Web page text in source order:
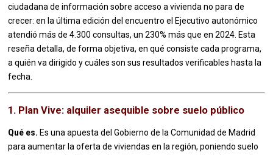
ciudadana de información sobre acceso a vivienda no para de
crecer: en la última edición del encuentro el Ejecutivo autonómico
atendió más de 4.300 consultas, un 230% más que en 2024. Esta
reseña detalla, de forma objetiva, en qué consiste cada programa,
a quién va dirigido y cuáles son sus resultados verificables hasta la
fecha.
1. Plan Vive: alquiler asequible sobre suelo público
Qué es. Es una apuesta del Gobierno de la Comunidad de Madrid
para aumentar la oferta de viviendas en la región, poniendo suelo